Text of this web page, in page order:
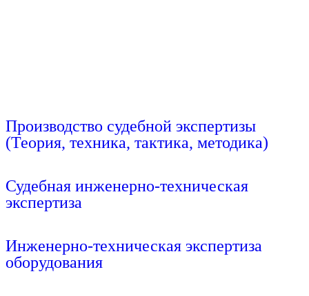
Производство судебной экспертизы
(Теория, техника, тактика, методика)
Судебная инженерно-техническая
экспертиза
Инженерно-техническая экспертиза
оборудования